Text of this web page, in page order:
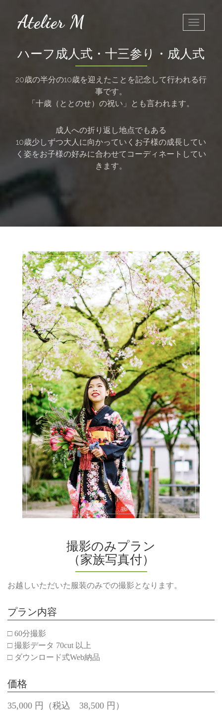
Toggle
Atelier M
ハーフ成人式・十三参り・成人式
20歳の半分の10歳を迎えたことを記念して行われる行
事です。
「十歳（ととのせ）の祝い」とも言われます。
成人への折り返し地点でもある
10歳少しずつ大人に向かっていくお子様の成長してい
く姿をお子様の好みに合わせてコーディネートしてい
きます。
撮影のみプラン
（家族写真付）
お越しいただいた服装のみでの撮影となります。
プラン内容
□ 60分撮影
□ 撮影データ 70cut 以上
□ ダウンロード式Web納品
価格
35,000 円（税込 38,500 円）